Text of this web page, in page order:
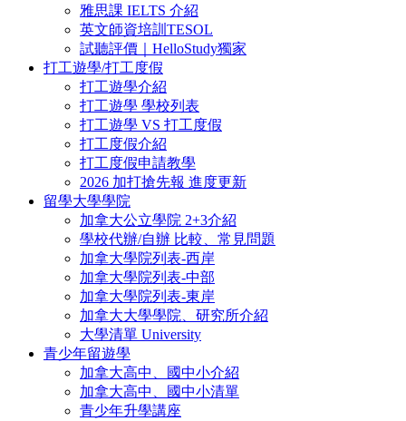
雅思課 IELTS 介紹
英文師資培訓TESOL
試聽評價｜HelloStudy獨家
打工遊學/打工度假
打工遊學介紹
打工遊學 學校列表
打工遊學 VS 打工度假
打工度假介紹
打工度假申請教學
2026 加打搶先報 進度更新
留學大學學院
加拿大公立學院 2+3介紹
學校代辦/自辦 比較、常見問題
加拿大學院列表-西岸
加拿大學院列表-中部
加拿大學院列表-東岸
加拿大大學學院、研究所介紹
大學清單 University
青少年留遊學
加拿大高中、國中小介紹
加拿大高中、國中小清單
青少年升學講座